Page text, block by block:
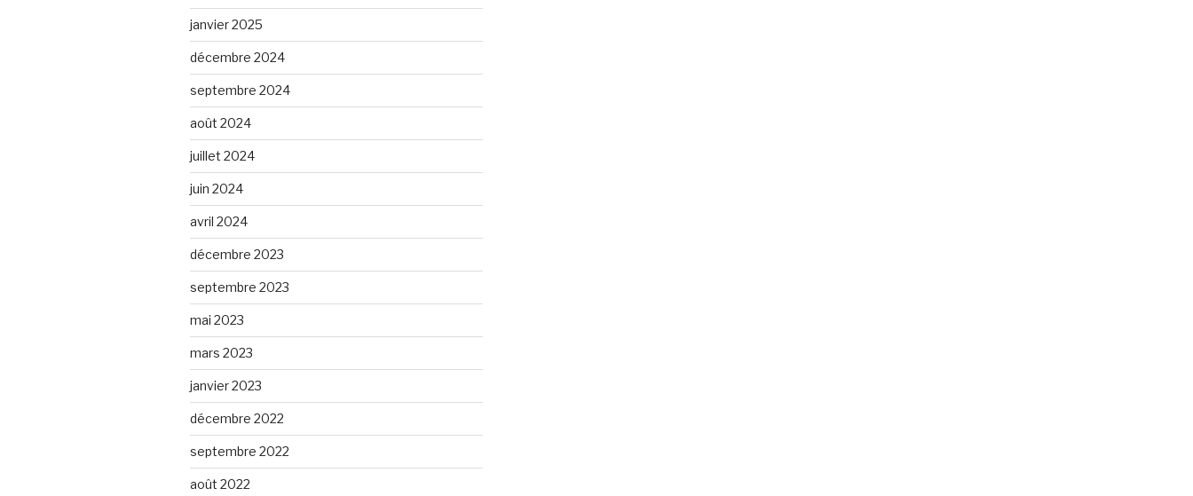
janvier 2025
décembre 2024
septembre 2024
août 2024
juillet 2024
juin 2024
avril 2024
décembre 2023
septembre 2023
mai 2023
mars 2023
janvier 2023
décembre 2022
septembre 2022
août 2022